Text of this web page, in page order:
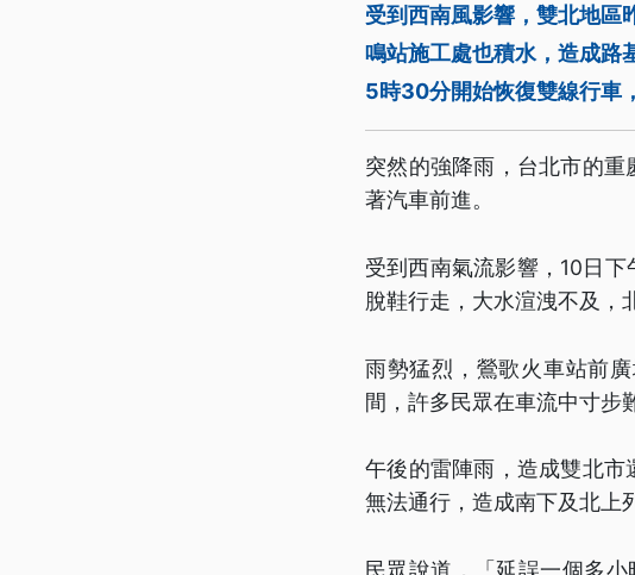
受到西南風影響，雙北地區
鳴站施工處也積水，造成路
5時30分開始恢復雙線行車
突然的強降雨，台北市的
著汽車前進。
受到西南氣流影響，10日
脫鞋行走，大水渲洩不及，
雨勢猛烈，鶯歌火車站前
間，許多民眾在車流中寸步
午後的雷陣雨，造成雙北
無法通行，造成南下及北上
民眾說道，「延誤一個多